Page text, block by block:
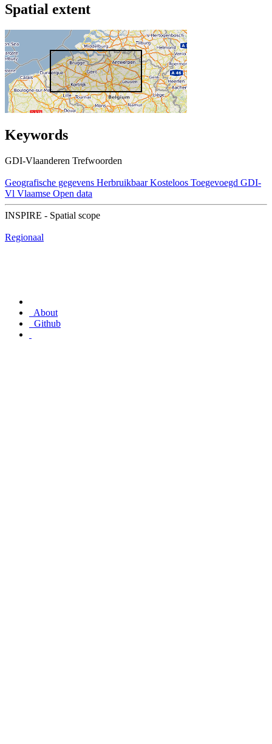
Spatial extent
Keywords
GDI-Vlaanderen Trefwoorden
Geografische gegevens Herbruikbaar Kosteloos Toegevoegd GDI-
Vl Vlaamse Open data
INSPIRE - Spatial scope
Regionaal
About
Github